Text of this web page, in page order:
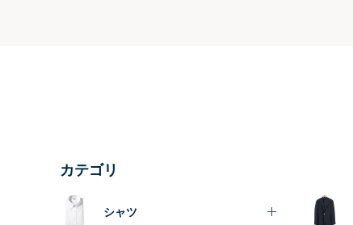
カテゴリ
シャツ